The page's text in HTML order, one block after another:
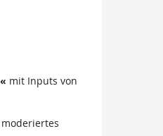
mit Inputs von
moderiertes